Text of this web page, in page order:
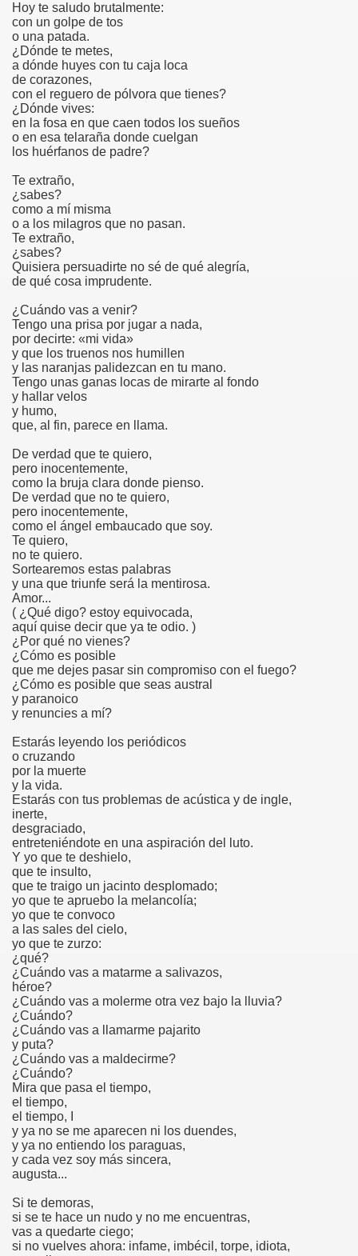
Hoy te saludo brutalmente:
con un golpe de tos
o una patada.
¿Dónde te metes,
a dónde huyes con tu caja loca
de corazones,
con el reguero de pólvora que tienes?
¿Dónde vives:
en la fosa en que caen todos los sueños
o en esa telaraña donde cuelgan
los huérfanos de padre?
Te extraño,
¿sabes?
como a mí misma
o a los milagros que no pasan.
Te extraño,
¿sabes?
Quisiera persuadirte no sé de qué alegría,
de qué cosa imprudente.
¿Cuándo vas a venir?
Tengo una prisa por jugar a nada,
por decirte: «mi vida»
y que los truenos nos humillen
y las naranjas palidezcan en tu mano.
Tengo unas ganas locas de mirarte al fondo
y hallar velos
y humo,
que, al fin, parece en llama.
De verdad que te quiero,
pero inocentemente,
como la bruja clara donde pienso.
De verdad que no te quiero,
pero inocentemente,
como el ángel embaucado que soy.
Te quiero,
no te quiero.
Sortearemos estas palabras
y una que triunfe será la mentirosa.
Amor...
( ¿Qué digo? estoy equivocada,
aquí quise decir que ya te odio. )
¿Por qué no vienes?
¿Cómo es posible
que me dejes pasar sin compromiso con el fuego?
¿Cómo es posible que seas austral
y paranoico
y renuncies a mí?
Estarás leyendo los periódicos
o cruzando
por la muerte
y la vida.
Estarás con tus problemas de acústica y de ingle,
inerte,
desgraciado,
entreteniéndote en una aspiración del luto.
Y yo que te deshielo,
que te insulto,
que te traigo un jacinto desplomado;
yo que te apruebo la melancolía;
yo que te convoco
a las sales del cielo,
yo que te zurzo:
¿qué?
¿Cuándo vas a matarme a salivazos,
héroe?
¿Cuándo vas a molerme otra vez bajo la lluvia?
¿Cuándo?
¿Cuándo vas a llamarme pajarito
y puta?
¿Cuándo vas a maldecirme?
¿Cuándo?
Mira que pasa el tiempo,
el tiempo,
el tiempo, I
y ya no se me aparecen ni los duendes,
y ya no entiendo los paraguas,
y cada vez soy más sincera,
augusta...
Si te demoras,
si se te hace un nudo y no me encuentras,
vas a quedarte ciego;
si no vuelves ahora: infame, imbécil, torpe, idiota,